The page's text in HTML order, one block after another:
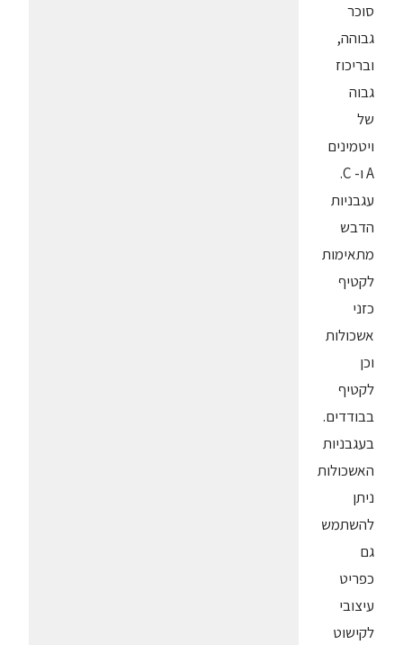
סוכר
גבוהה,
ובריכוז
גבוה
של
ויטמינים
A ו- C.
עגבניות
הדבש
מתאימות
לקטיף
כזני
אשכולות
וכן
לקטיף
בבודדים.
בעגבניות
האשכולות
ניתן
להשתמש
גם
כפריט
עיצובי
לקישוט